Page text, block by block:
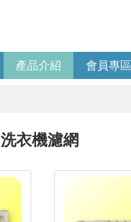
產品介紹 會員專區
洗衣機濾網